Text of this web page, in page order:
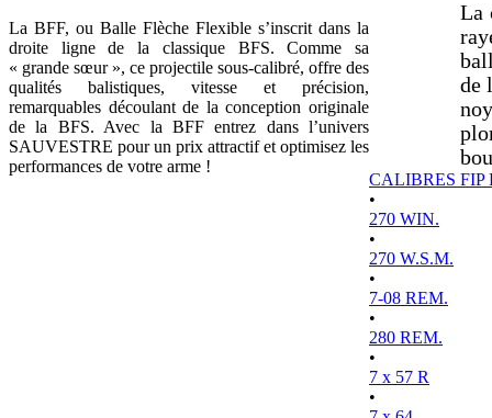
La BFF, ou Balle Flèche Flexible s’inscrit dans la
droite ligne de la classique BFS. Comme sa
« grande sœur », ce projectile sous-calibré, offre des
qualités balistiques, vitesse et précision,
remarquables découlant de la conception originale
de la BFS. Avec la BFF entrez dans l’univers
SAUVESTRE pour un prix attractif et optimisez les
performances de votre arme !
La
de
CALIBRES FIP
•
270 WIN.
•
270 W.S.M.
•
7-08 REM.
•
280 REM.
•
7 x 57 R
•